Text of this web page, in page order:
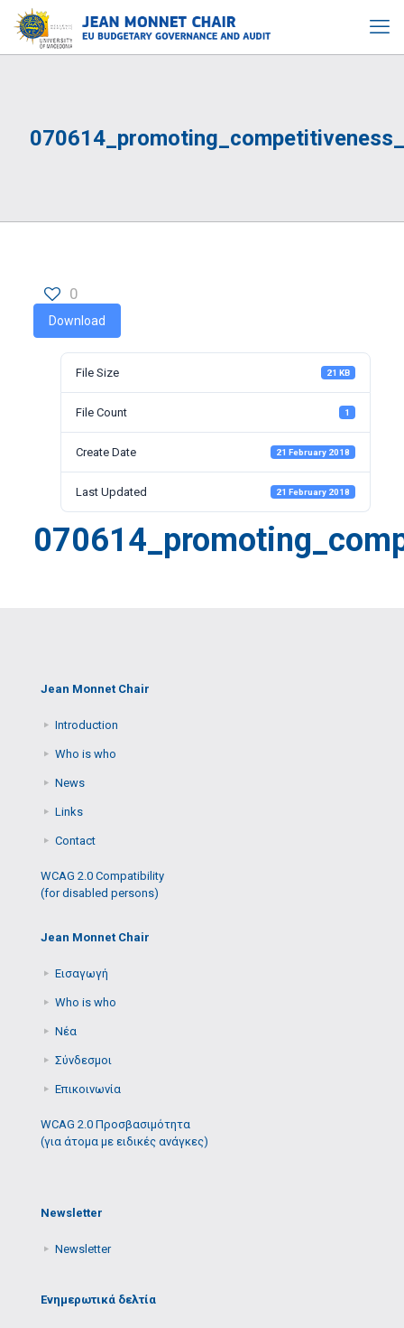
0
Download
File Size 21 KB
File Count 1
Create Date 21 February 2018
Last Updated 21 February 2018
Jean Monnet Chair
Introduction
Who is who
News
Links
Contact
WCAG 2.0 Compatibility
(for disabled persons)
Jean Monnet Chair
Εισαγωγή
Who is who
Νέα
Σύνδεσμοι
Επικοινωνία
WCAG 2.0 Προσβασιμότητα
(για άτομα με ειδικές ανάγκες)
Newsletter
Newsletter
Ενημερωτικά δελτία